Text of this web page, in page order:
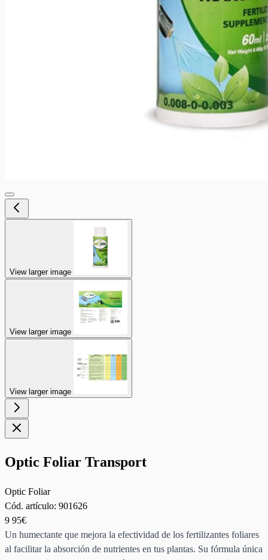
View larger image
View larger image
View larger image
Optic Foliar Transport
Optic Foliar
Cód. artículo: 901626
9 95€
Un humectante que mejora la efectividad de los fertilizantes foliares
al facilitar la absorción de nutrientes en tus plantas. Su fórmula única